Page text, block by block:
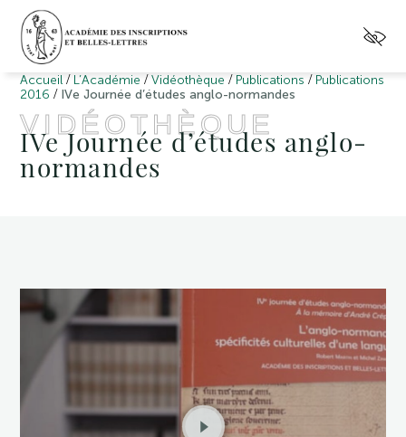
Accueil / L’Académie /Vidéothèque / Publications / Publications
2016 / IVe Journée d’études anglo-normandes
VIDÉOTHÈQUE
IVe Journée d’études anglo-
normandes